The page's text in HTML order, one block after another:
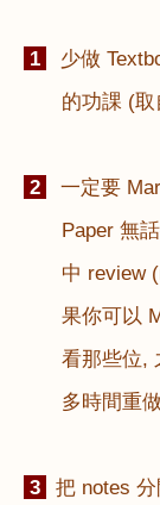
1 少做
的功課 (取
2 一定要
Paper 無
中 review
果你可以
看那些位,
多時間重做
3 把 notes